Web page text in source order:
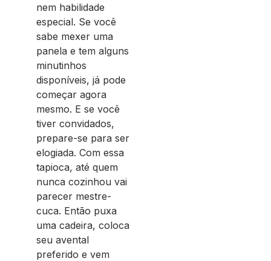
nem habilidade
especial. Se você
sabe mexer uma
panela e tem alguns
minutinhos
disponíveis, já pode
começar agora
mesmo. E se você
tiver convidados,
prepare-se para ser
elogiada. Com essa
tapioca, até quem
nunca cozinhou vai
parecer mestre-
cuca. Então puxa
uma cadeira, coloca
seu avental
preferido e vem